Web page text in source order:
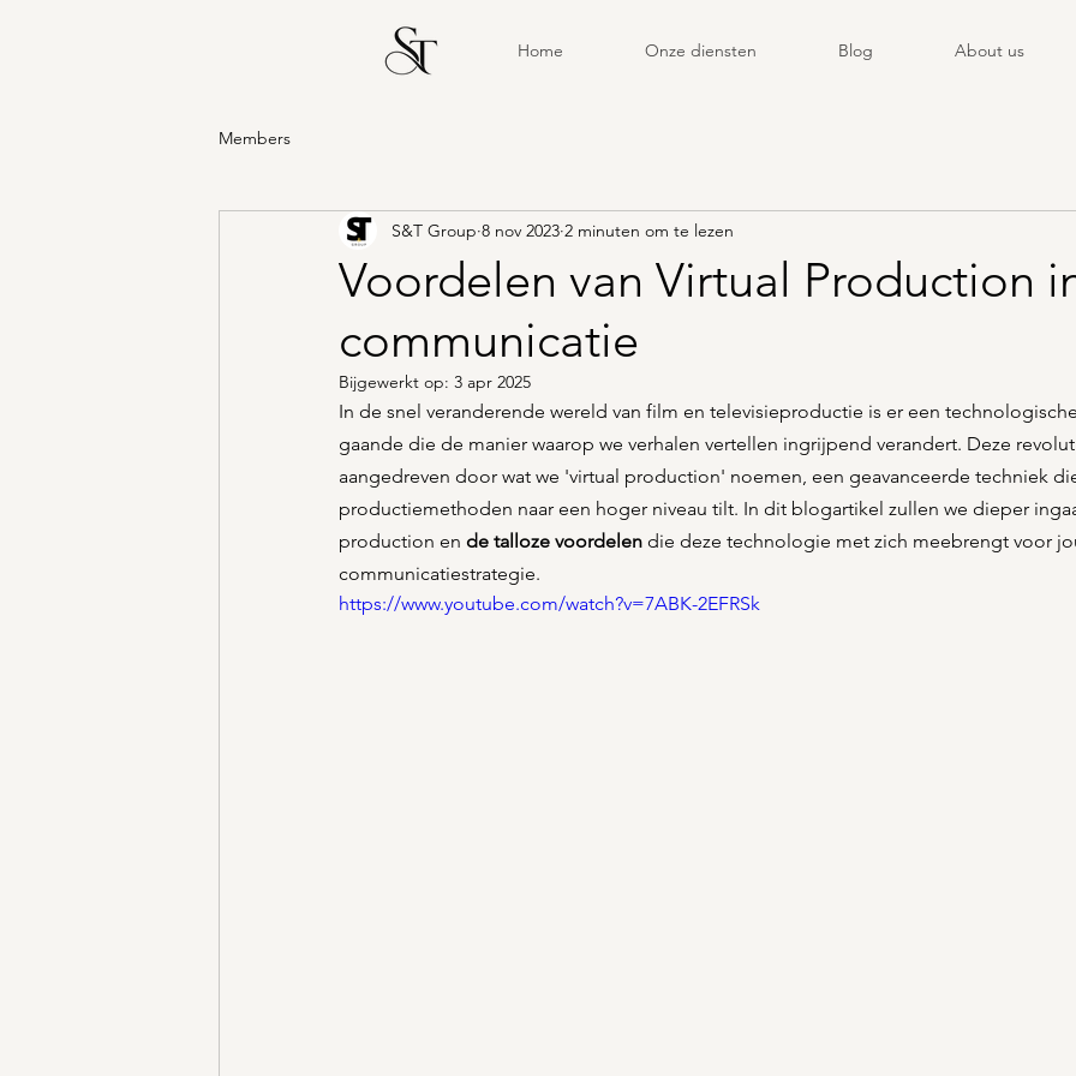
Home Onze diensten Blog About us
Members
Voordelen van Virtual Production
communicatie
S&T Group 8 nov 2023 2 minuten om te lezen
Bijgewerkt op: 3 apr 2025
In de snel veranderende wereld van film en televisieproductie is er een
gaande die de manier waarop we verhalen vertellen ingrijpend verandert. Deze
aangedreven door wat we 'virtual production' noemen, een geavanceerde techniek
productiemethoden naar een hoger niveau tilt. In dit blogartikel zullen we dieper
production en de talloze voordelen die deze technologie met zich meebrengt voor
communicatiestrategie.
https://www.youtube.com/watch?v=7ABK-2EFRSk